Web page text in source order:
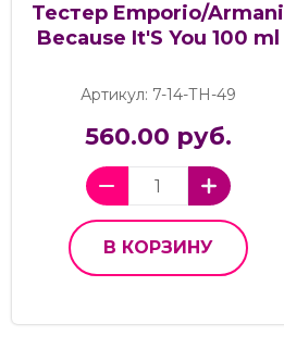
Тестер Emporio/Armani
Because It'S You 100 ml
Артикул: 7-14-ТН-49
560.00 руб.
В КОРЗИНУ